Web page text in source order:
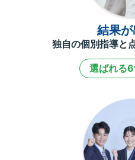
結果が
独自の個別指導と
選ばれる